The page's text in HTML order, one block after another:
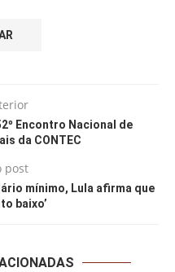
Encontro Nacional de
da CONTEC
post
mínimo, Lula afirma que
baixo’